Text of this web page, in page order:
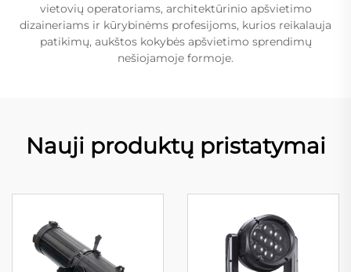
vietovių operatoriams, architektūrinio apšvietimo
dizaineriams ir kūrybinėms profesijoms, kurios reikalauja
patikimų, aukštos kokybės apšvietimo sprendimų
nešiojamoje formoje.
Nauji produktų pristatymai